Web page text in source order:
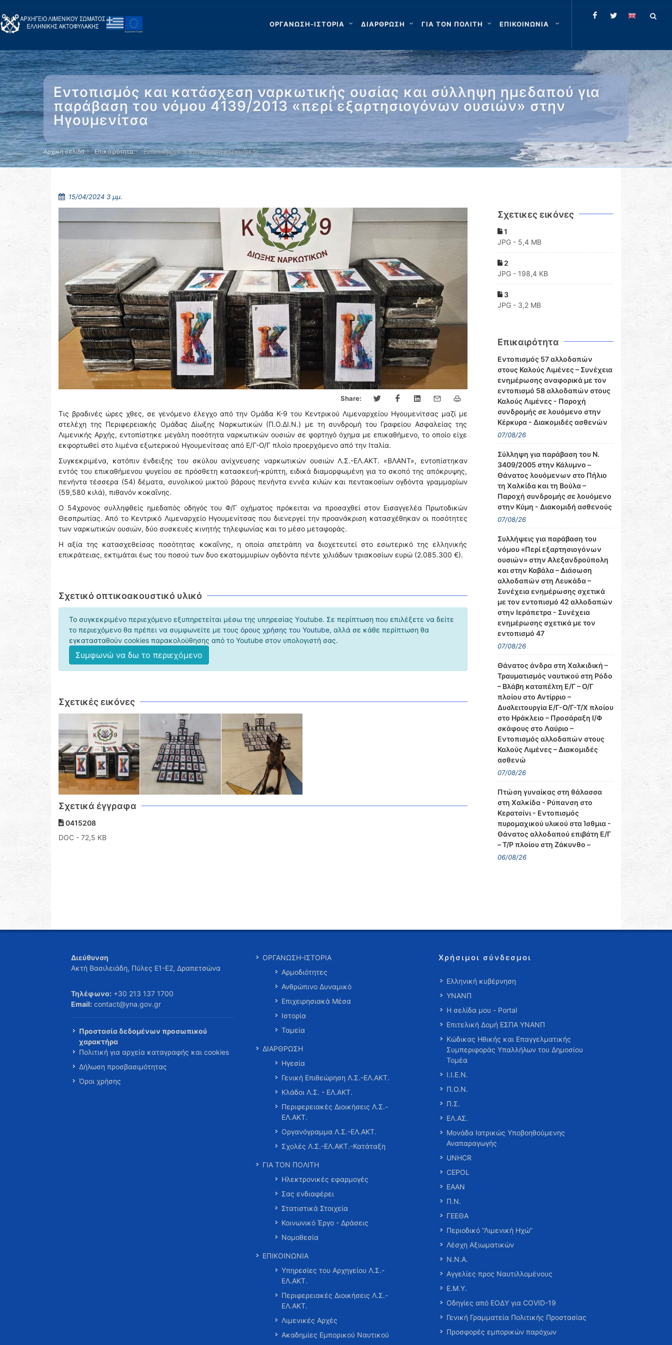
ΟΡΓΑΝΩΣΗ-ΙΣΤΟΡΙΑ ΔΙΑΡΘΡΩΣΗ ΓΙΑ ΤΟΝ ΠΟΛΙΤΗ ΕΠΙΚΟΙΝΩΝΙΑ
Εντοπισμός και κατάσχεση ναρκωτικής ουσίας και σύλληψη ημεδαπού για
παράβαση του νόμου 4139/2013 «περί εξαρτησιογόνων ουσιών» στην
Ηγουμενίτσα
Αρχική σελίδα Επικαιρότητα Εντοπισμός και κατάσχεση ναρκωτικής …
15/04/2024 3 μμ.
Share:
Τις βραδινές ώρες χθες, σε γενόμενο έλεγχο από την Ομάδα Κ-9 του Κεντρικού Λιμεναρχείου Ηγουμενίτσας μαζί με
στελέχη της Περιφερειακής Ομάδας Δίωξης Ναρκωτικών (Π.Ο.ΔΙ.Ν.) με τη συνδρομή του Γραφείου Ασφαλείας της
Λιμενικής Αρχής, εντοπίστηκε μεγάλη ποσότητα ναρκωτικών ουσιών σε φορτηγό όχημα με επικαθήμενο, το οποίο είχε
εκφορτωθεί στο λιμένα εξωτερικού Ηγουμενίτσας από Ε/Γ-Ο/Γ πλοίο προερχόμενο από την Ιταλία.
Συγκεκριμένα, κατόπιν ένδειξης του σκύλου ανίχνευσης ναρκωτικών ουσιών Λ.Σ.-ΕΛ.ΑΚΤ. «ΒΛΑΝΤ», εντοπίστηκαν
εντός του επικαθήμενου ψυγείου σε πρόσθετη κατασκευή-κρύπτη, ειδικά διαμορφωμένη για το σκοπό της απόκρυψης,
πενήντα τέσσερα (54) δέματα, συνολικού μικτού βάρους πενήντα εννέα κιλών και πεντακοσίων ογδόντα γραμμαρίων
(59,580 κιλά), πιθανόν κοκαΐνης.
Ο 54χρονος συλληφθείς ημεδαπός οδηγός του Φ/Γ οχήματος πρόκειται να προσαχθεί στον Εισαγγελέα Πρωτοδικών
Θεσπρωτίας. Από το Κεντρικό Λιμεναρχείο Ηγουμενίτσας που διενεργεί την προανάκριση κατασχέθηκαν οι ποσότητες
των ναρκωτικών ουσιών, δύο συσκευές κινητής τηλεφωνίας και το μέσο μεταφοράς.
Η αξία της κατασχεθείσας ποσότητας κοκαΐνης, η οποία απετράπη να διοχετευτεί στο εσωτερικό της ελληνικής
επικράτειας, εκτιμάται έως του ποσού των δυο εκατομμυρίων ογδόντα πέντε χιλιάδων τριακοσίων ευρώ (2.085.300 €).
Σχετικό οπτικοακουστικό υλικό
Το συγκεκριμένο περιεχόμενο εξυπηρετείται μέσω της υπηρεσίας Υoutube. Σε περίπτωση που επιλέξετε να δείτε
το περιεχόμενο θα πρέπει να συμφωνείτε με τους όρους χρήσης του Youtube, αλλά σε κάθε περίπτωση θα
εγκατασταθούν cookies παρακολούθησης από το Youtube στον υπολογιστή σας.
Συμφωνώ να δω το περιεχόμενο
Σχετικές εικόνες
Σχετικά έγγραφα
0415208
DOC - 72,5 KB
Σχετικες εικόνες
1
JPG - 5,4 MB
2
JPG - 198,4 KB
3
JPG - 3,2 MB
Επικαιρότητα
Εντοπισμός 57 αλλοδαπών
στους Καλούς Λιμένες – Συνέχεια
ενημέρωσης αναφορικά με τον
εντοπισμό 58 αλλοδαπών στους
Καλούς Λιμένες - Παροχή
συνδρομής σε λουόμενο στην
Κέρκυρα - Διακομιδές ασθενών
07/08/26
Σύλληψη για παράβαση του Ν.
3409/2005 στην Κάλυμνο –
Θάνατος λουόμενων στο Πήλιο
τη Χαλκίδα και τη Βούλα –
Παροχή συνδρομής σε λουόμενο
στην Κύμη - Διακομιδή ασθενούς
07/08/26
Συλλήψεις για παράβαση του
νόμου «Περί εξαρτησιογόνων
ουσιών» στην Αλεξανδρούπολη
και στην Καβάλα – Διάσωση
αλλοδαπών στη Λευκάδα –
Συνέχεια ενημέρωσης σχετικά
με τον εντοπισμό 42 αλλοδαπών
στην Ιεράπετρα - Συνέχεια
ενημέρωσης σχετικά με τον
εντοπισμό 47
07/08/26
Θάνατος άνδρα στη Χαλκιδική –
Τραυματισμός ναυτικού στη Ρόδο
– Βλάβη καταπέλτη Ε/Γ – Ο/Γ
πλοίου στο Αντίρριο –
Δυσλειτουργία Ε/Γ-Ο/Γ-Τ/Χ πλοίου
στο Ηράκλειο – Προσάραξη Ι/Φ
σκάφους στο Λαύριο –
Εντοπισμός αλλοδαπών στους
Καλούς Λιμένες – Διακομιδές
ασθενώ
07/08/26
Πτώση γυναίκας στη θάλασσα
στη Χαλκίδα - Ρύπανση στο
Κερατσίνι - Εντοπισμός
πυρομαχικού υλικού στα Ίσθμια -
Θάνατος αλλοδαπού επιβάτη Ε/Γ
– Τ/Ρ πλοίου στη Ζάκυνθο –
06/08/26
Διεύθυνση
Ακτή Βασιλειάδη, Πύλες Ε1-Ε2, Δραπετσώνα
Τηλέφωνο: +30 213 137 1700
Email: contact@yna.gov.gr
Προστασία δεδομένων προσωπικού
χαρακτήρα
Πολιτική για αρχεία καταγραφής και cookies
Δήλωση προσβασιμότητας
Όροι χρήσης
ΟΡΓΑΝΩΣΗ-ΙΣΤΟΡΙΑ
Αρμοδιότητες
Ανθρώπινο Δυναμικό
Επιχειρησιακά Μέσα
Ιστορία
Ταμεία
ΔΙΑΡΘΡΩΣΗ
Ηγεσία
Γενική Επιθεώρηση Λ.Σ.-ΕΛ.ΑΚΤ.
Κλάδοι Λ.Σ. - ΕΛ.ΑΚΤ.
Περιφερειακές Διοικήσεις Λ.Σ.-
ΕΛ.ΑΚΤ.
Οργανόγραμμα Λ.Σ.-ΕΛ.ΑΚΤ.
Σχολές Λ.Σ.-ΕΛ.ΑΚΤ.-Κατάταξη
ΓΙΑ ΤΟΝ ΠΟΛΙΤΗ
Ηλεκτρονικές εφαρμογές
Σας ενδιαφέρει
Στατιστικά Στοιχεία
Κοινωνικό Έργο - Δράσεις
Νομοθεσία
ΕΠΙΚΟΙΝΩΝΙΑ
Υπηρεσίες του Αρχηγείου Λ.Σ.-
ΕΛ.ΑΚΤ.
Περιφερειακές Διοικήσεις Λ.Σ.-
ΕΛ.ΑΚΤ.
Λιμενικές Αρχές
Ακαδημίες Εμπορικού Ναυτικού
Χρήσιμοι σύνδεσμοι
Ελληνική κυβέρνηση
ΥΝΑΝΠ
Η σελίδα μου - Portal
Επιτελική Δομή ΕΣΠΑ ΥΝΑΝΠ
Κώδικας Ηθικής και Επαγγελματικής
Συμπεριφοράς Υπαλλήλων του Δημοσίου
Τομέα
Ι.Ι.Ε.Ν.
Π.Ο.Ν.
Π.Σ.
ΕΛ.ΑΣ.
Μονάδα Ιατρικώς Υποβοηθούμενης
Αναπαραγωγής
UNHCR
CEPOL
ΕΑΑΝ
Π.Ν.
ΓΕΕΘΑ
Περιοδικό “Λιμενική Ηχώ”
Λέσχη Αξιωματικών
Ν.Ν.Α.
Αγγελίες προς Ναυτιλλομένους
Ε.Μ.Υ.
Οδηγίες από ΕΟΔΥ για COVID-19
Γενική Γραμματεία Πολιτικής Προστασίας
Προσφορές εμπορικών παρόχων